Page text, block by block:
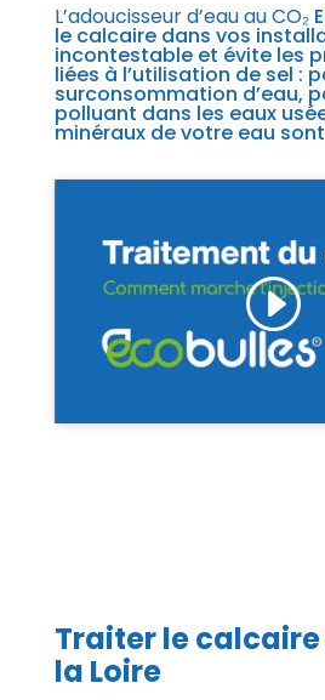
L’adoucisseur d’eau au CO₂
le calcaire dans vos
incontestable et évite les
liées à l’utilisation de sel :
surconsommation d’eau,
polluant dans les eaux
minéraux de votre eau
Cliquez pour accepter
marketing et activer
Traiter le calcaire
la Loire